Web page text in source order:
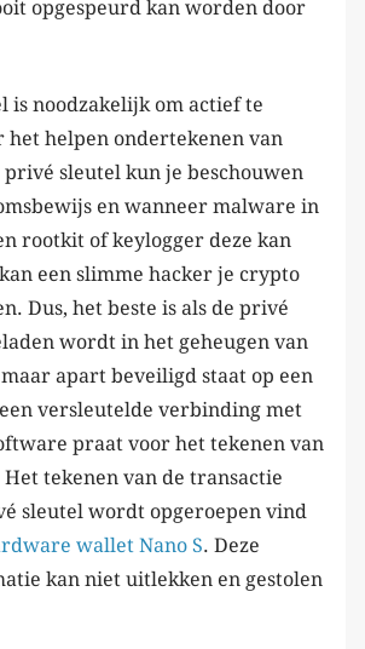
opgespeurd kan worden door
is noodzakelijk om actief te
het helpen ondertekenen van
privé sleutel kun je beschouwen
en wanneer malware in
rootkit of keylogger deze kan
een slimme hacker je crypto
Dus, het beste is als de privé
wordt in het geheugen van
apart beveiligd staat op een
versleutelde verbinding met
praat voor het tekenen van
tekenen van de transactie
sleutel wordt opgeroepen vind
wallet Nano S. Deze
kan niet uitlekken en gestolen